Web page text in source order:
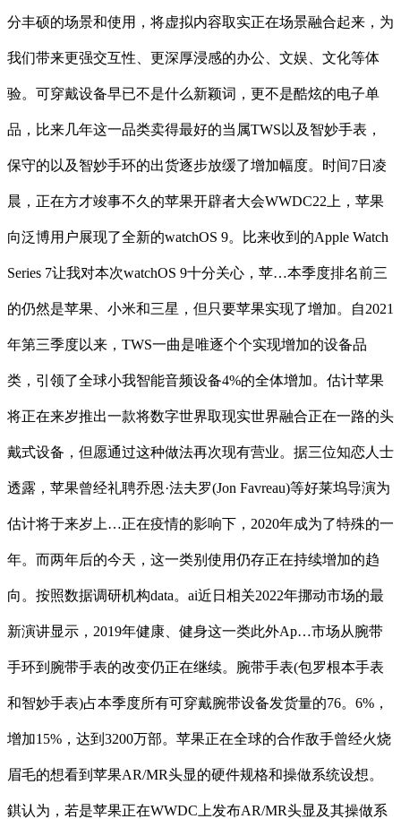
分丰硕的场景和使用，将虚拟内容取实正在场景融合起来，为
我们带来更强交互性、更深厚浸感的办公、文娱、文化等体
验。可穿戴设备早已不是什么新颖词，更不是酷炫的电子单
品，比来几年这一品类卖得最好的当属TWS以及智妙手表，
保守的以及智妙手环的出货逐步放缓了增加幅度。时间7日凌
晨，正在方才竣事不久的苹果开辟者大会WWDC22上，苹果
向泛博用户展现了全新的watchOS 9。比来收到的Apple Watch
Series 7让我对本次watchOS 9十分关心，苹…本季度排名前三
的仍然是苹果、小米和三星，但只要苹果实现了增加。自2021
年第三季度以来，TWS一曲是唯逐个个实现增加的设备品
类，引领了全球小我智能音频设备4%的全体增加。估计苹果
将正在来岁推出一款将数字世界取现实世界融合正在一路的头
戴式设备，但愿通过这种做法再次现有营业。据三位知恋人士
透露，苹果曾经礼聘乔恩·法夫罗(Jon Favreau)等好莱坞导演为
估计将于来岁上…正在疫情的影响下，2020年成为了特殊的一
年。而两年后的今天，这一类别使用仍存正在持续增加的趋
向。按照数据调研机构data。ai近日相关2022年挪动市场的最
新演讲显示，2019年健康、健身这一类此外Ap…市场从腕带
手环到腕带手表的改变仍正在继续。腕带手表(包罗根本手表
和智妙手表)占本季度所有可穿戴腕带设备发货量的76。6%，
增加15%，达到3200万部。苹果正在全球的合作敌手曾经火烧
眉毛的想看到苹果AR/MR头显的硬件规格和操做系统设想。
錤认为，若是苹果正在WWDC上发布AR/MR头显及其操做系